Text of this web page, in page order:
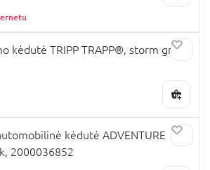
kėdutė TRIPP TRAPP®, storm grey,
kėdutė ADVENTURE
2000036852